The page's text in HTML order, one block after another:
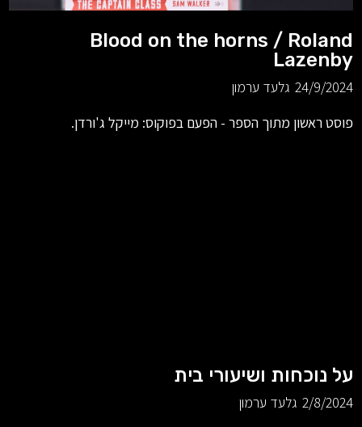
Blood on the horns / Roland
Lazenby
24/9/2024 גלעד ערמון
פוסט ראשון מתוך הספר - הפעם בפוקוס: מייקל ג'ורדן.
על נוכחות ושיעורי בית
2/8/2024 גלעד ערמון